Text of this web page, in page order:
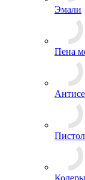
Эмали
Пена
Колеры